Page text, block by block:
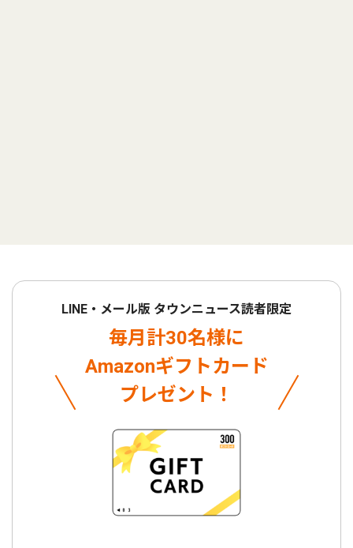
LINE・メール版 タウンニュース読者限定
毎月計30名様に
Amazonギフトカード
プレゼント！